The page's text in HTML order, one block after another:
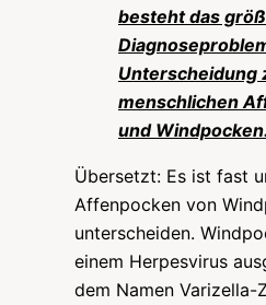
besteht das
Unterscheidung
menschlichen
und
Übersetzt: Es ist fast
Affenpocken von
unterscheiden.
einem Herpesvirus
dem Namen Varizella-